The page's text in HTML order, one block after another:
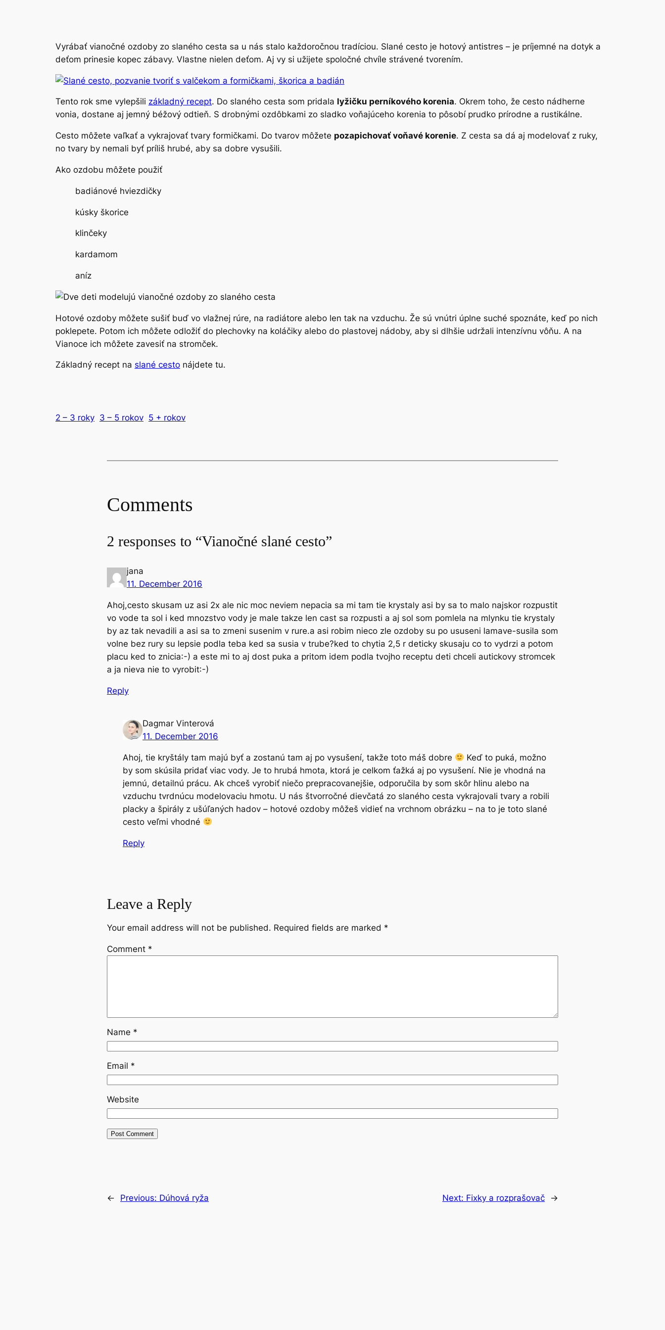
Vyrábať vianočné ozdoby zo slaného cesta sa u nás stalo každoročnou tradíciou. Slané cesto je hotový antistres – je príjemné na dotyk a
deťom prinesie kopec zábavy. Vlastne nielen deťom. Aj vy si užijete spoločné chvíle strávené tvorením.
Tento rok sme vylepšili základný recept. Do slaného cesta som pridala lyžičku perníkového korenia. Okrem toho, že cesto nádherne
vonia, dostane aj jemný béžový odtieň. S drobnými ozdôbkami zo sladko voňajúceho korenia to pôsobí prudko prírodne a rustikálne.
Cesto môžete vaľkať a vykrajovať tvary formičkami. Do tvarov môžete pozapichovať voňavé korenie. Z cesta sa dá aj modelovať z ruky,
no tvary by nemali byť príliš hrubé, aby sa dobre vysušili.
Ako ozdobu môžete použiť
badiánové hviezdičky
kúsky škorice
klinčeky
kardamom
aníz
Hotové ozdoby môžete sušiť buď vo vlažnej rúre, na radiátore alebo len tak na vzduchu. Že sú vnútri úplne suché spoznáte, keď po nich
poklepete. Potom ich môžete odložiť do plechovky na koláčiky alebo do plastovej nádoby, aby si dlhšie udržali intenzívnu vôňu. A na
Vianoce ich môžete zavesiť na stromček.
Základný recept na slané cesto nájdete tu.
2 – 3 roky 3 – 5 rokov 5 + rokov
Comments
2 responses to “Vianočné slané cesto”
jana
11. December 2016
Ahoj,cesto skusam uz asi 2x ale nic moc neviem nepacia sa mi tam tie krystaly asi by sa to malo najskor rozpustit
vo vode ta sol i ked mnozstvo vody je male takze len cast sa rozpusti a aj sol som pomlela na mlynku tie krystaly
by az tak nevadili a asi sa to zmeni susenim v rure.a asi robim nieco zle ozdoby su po ususeni lamave-susila som
volne bez rury su lepsie podla teba ked sa susia v trube?ked to chytia 2,5 r deticky skusaju co to vydrzi a potom
placu ked to znicia:-) a este mi to aj dost puka a pritom idem podla tvojho receptu deti chceli autickovy stromcek
a ja nieva nie to vyrobit:-)
Reply
Dagmar Vinterová
11. December 2016
Ahoj, tie kryštály tam majú byť a zostanú tam aj po vysušení, takže toto máš dobre
Keď to puká, možno
by som skúsila pridať viac vody. Je to hrubá hmota, ktorá je celkom ťažká aj po vysušení. Nie je vhodná na
jemnú, detailnú prácu. Ak chceš vyrobiť niečo prepracovanejšie, odporučila by som skôr hlinu alebo na
vzduchu tvrdnúcu modelovaciu hmotu. U nás štvorročné dievčatá zo slaného cesta vykrajovali tvary a robili
placky a špirály z ušúľaných hadov – hotové ozdoby môžeš vidieť na vrchnom obrázku – na to je toto slané
cesto veľmi vhodné
Reply
Leave a Reply
Your email address will not be published. Required fields are marked *
Comment *
Name *
Email *
Website
← Previous: Dúhová ryža Next: Fixky a rozprašovač →